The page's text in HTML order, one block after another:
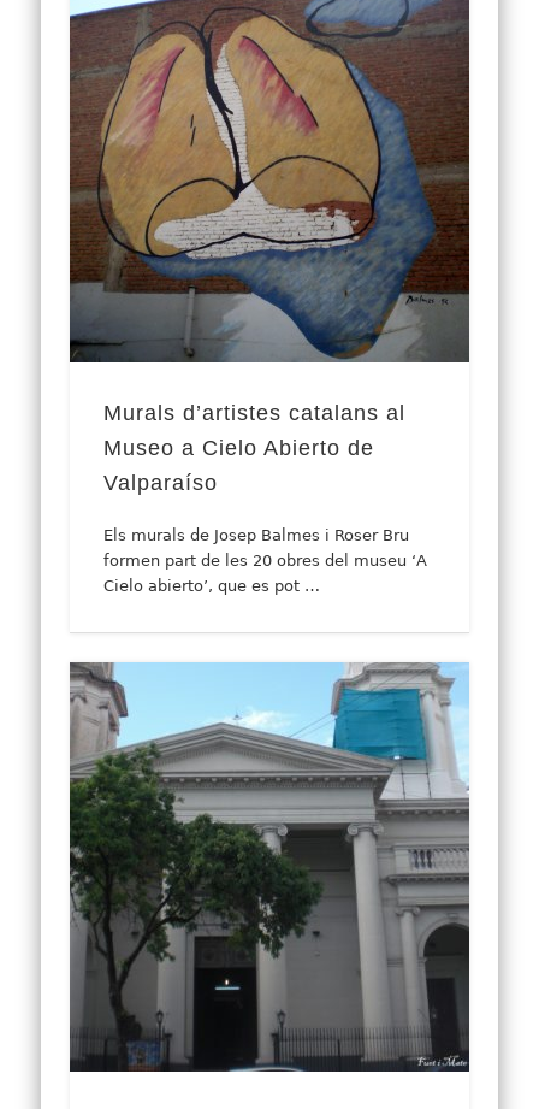
Murals d’artistes catalans al
Museo a Cielo Abierto de
Valparaíso
Els murals de Josep Balmes i Roser Bru
formen part de les 20 obres del museu ‘A
Cielo abierto’, que es pot …